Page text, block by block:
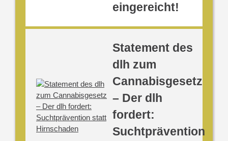
eingereicht!
Statement des
dlh zum
Cannabisgesetz
– Der dlh
fordert:
Suchtprävention